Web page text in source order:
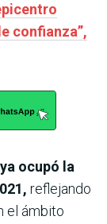
confianza”,
ocupó la
reflejando
el ámbito